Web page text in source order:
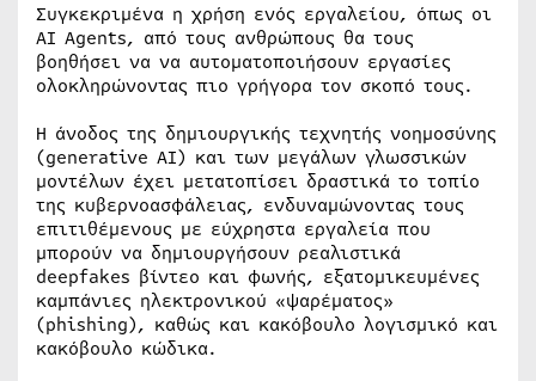
Συγκεκριμένα η χρήση ενός εργαλείου, όπως οι
AI Agents, από τους ανθρώπους θα τους
βοηθήσει να να αυτοματοποιήσουν εργασίες
ολοκληρώνοντας πιο γρήγορα τον σκοπό τους.
Η άνοδος της δημιουργικής τεχνητής νοημοσύνης
(generative AI) και των μεγάλων γλωσσικών
μοντέλων έχει μετατοπίσει δραστικά το τοπίο
της κυβερνοασφάλειας, ενδυναμώνοντας τους
επιτιθέμενους με εύχρηστα εργαλεία που
μπορούν να δημιουργήσουν ρεαλιστικά
deepfakes βίντεο και φωνής, εξατομικευμένες
καμπάνιες ηλεκτρονικού «ψαρέματος»
(phishing), καθώς και κακόβουλο λογισμικό και
κακόβουλο κώδικα.